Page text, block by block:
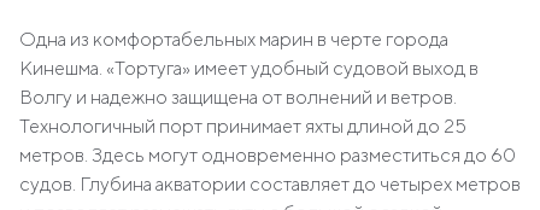
Одна из комфортабельных марин в черте города
Кинешма. «Тортуга» имеет удобный судовой выход в
Волгу и надежно защищена от волнений и ветров.
Технологичный порт принимает яхты длиной до 25
метров. Здесь могут одновременно разместиться до 60
судов. Глубина акватории составляет до четырех метров